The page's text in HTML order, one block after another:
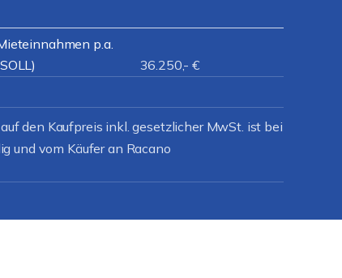
p.a.
36.250,- €
den Kaufpreis inkl. gesetzlicher MwSt. ist bei
und vom Käufer an Racano